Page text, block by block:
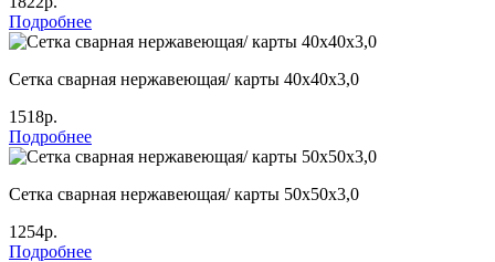
Подробнее
Сетка сварная нержавеющая/ карты 40х40х3,0
1518р.
Подробнее
Сетка сварная нержавеющая/ карты 50х50х3,0
1254р.
Подробнее